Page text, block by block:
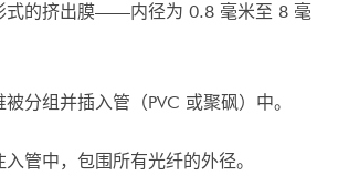
式的挤出膜——内径为 0.8 毫米至 8 毫
分组并插入管（PVC 或聚砜）中。
管中，包围所有光纤的外径。